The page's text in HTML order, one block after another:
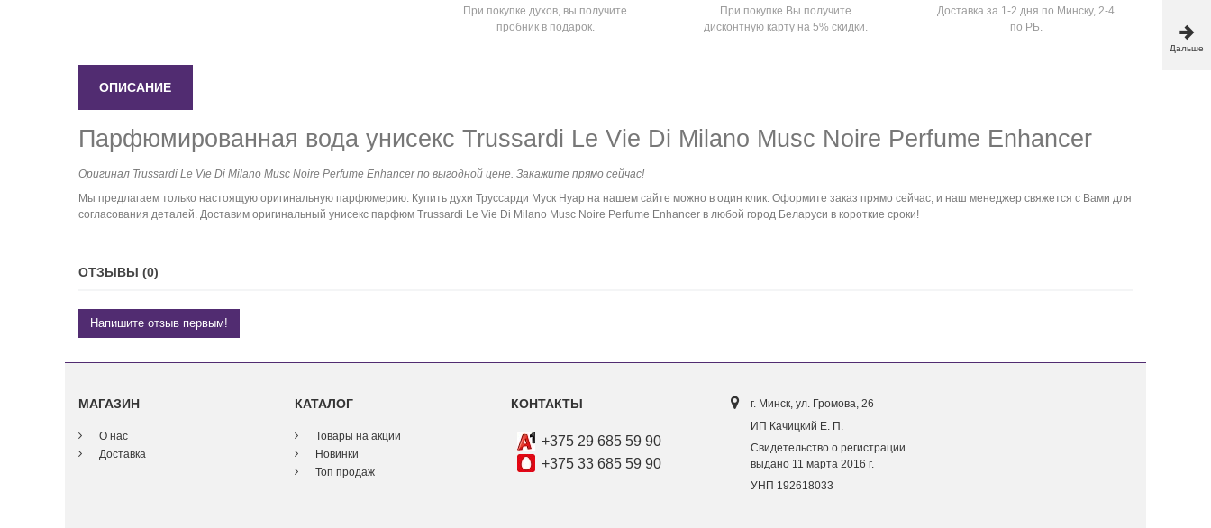
При покупке духов, вы получите
пробник в подарок.
При покупке Вы получите
дисконтную карту на 5% скидки.
Доставка за 1-2 дня по Минску, 2-4
по РБ.
ОПИСАНИЕ
Парфюмированная вода унисекс Trussardi Le Vie Di Milano Musc Noire Perfume Enhancer
Оригинал Trussardi Le Vie Di Milano Musc Noire Perfume Enhancer по выгодной цене. Закажите прямо сейчас!
Мы предлагаем только настоящую оригинальную парфюмерию. Купить духи Труссарди Муск Нуар на нашем сайте можно в один клик. Оформите заказ прямо сейчас, и наш менеджер свяжется с Вами для
согласования деталей. Доставим оригинальный унисекс парфюм Trussardi Le Vie Di Milano Musc Noire Perfume Enhancer в любой город Беларуси в короткие сроки!
ОТЗЫВЫ (0)
Напишите отзыв первым!
МАГАЗИН
О нас
Доставка
КАТАЛОГ
Товары на акции
Новинки
Топ продаж
КОНТАКТЫ
+375 29 685 59 90
+375 33 685 59 90
г. Минск, ул. Громова, 26
ИП Качицкий Е. П.
Свидетельство о регистрации
выдано 11 марта 2016 г.
УНП 192618033
Дальше